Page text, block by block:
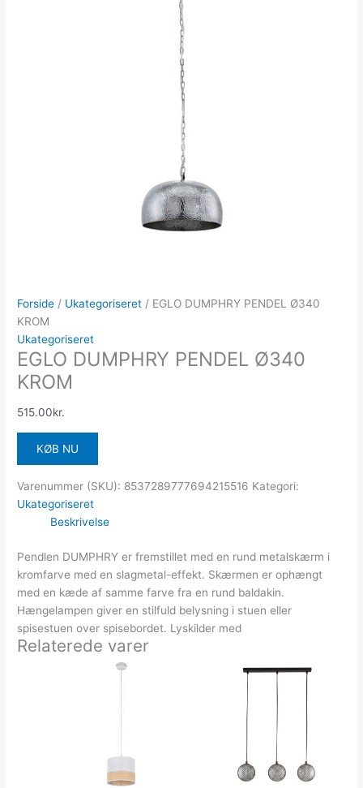
Forside / Ukategoriseret / EGLO DUMPHRY PENDEL Ø340
KROM
Ukategoriseret
EGLO DUMPHRY PENDEL Ø340
KROM
515.00kr.
KØB NU
Varenummer (SKU): 8537289777694215516 Kategori:
Ukategoriseret
Beskrivelse
Pendlen DUMPHRY er fremstillet med en rund metalskærm i
kromfarve med en slagmetal-effekt. Skærmen er ophængt
med en kæde af samme farve fra en rund baldakin.
Hængelampen giver en stilfuld belysning i stuen eller
spisestuen over spisebordet. Lyskilder med
Relaterede varer